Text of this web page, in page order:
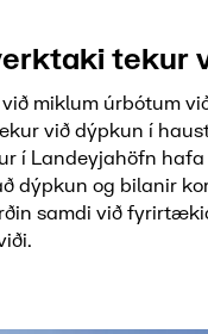
tekur
við miklum úrbótum
við dýpkun í
í Landeyjahöfn
dýpkun og bilanir
samdi við